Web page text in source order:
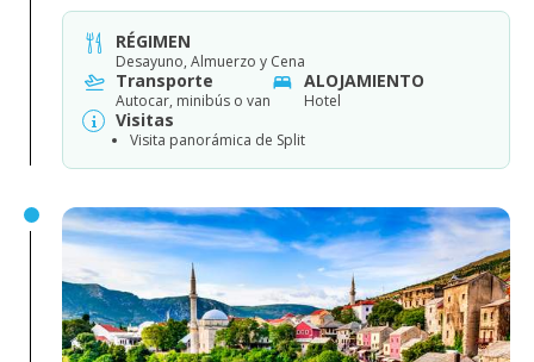
RÉGIMEN
Desayuno, Almuerzo y Cena
Transporte
Autocar, minibús o van
ALOJAMIENTO
Hotel
Visitas
Visita panorámica de Split